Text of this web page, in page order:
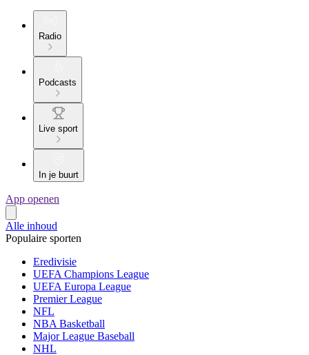
Radio
Podcasts
Live sport
In je buurt
App openen
Alle inhoud
Populaire sporten
Eredivisie
UEFA Champions League
UEFA Europa League
Premier League
NFL
NBA Basketball
Major League Baseball
NHL